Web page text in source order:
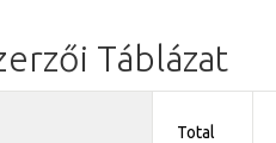
Táblázat
Total